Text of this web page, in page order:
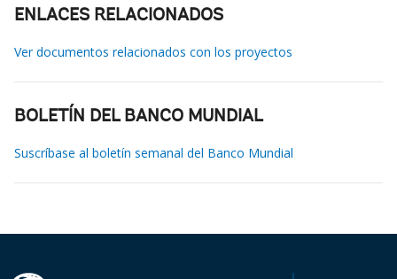
ENLACES RELACIONADOS
Ver documentos relacionados con los proyectos
BOLETÍN DEL BANCO MUNDIAL
Suscríbase al boletín semanal del Banco Mundial